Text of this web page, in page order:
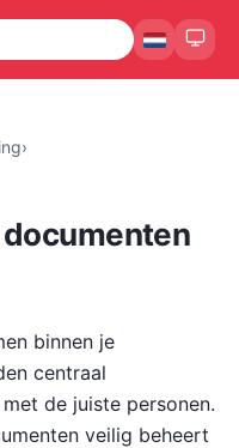
›
binnen je
centraal
de juiste personen.
veilig beheert